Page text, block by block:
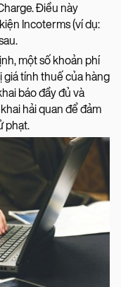
Điều này
Incoterms (ví dụ:
một số khoản phí
giá tính thuế của hàng
báo đầy đủ và
hải quan để đảm
phạt.